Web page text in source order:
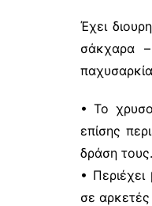
Έχει
σάκχαρα
• Το
επίσης
δράση τους.
• Περιέχει
σε